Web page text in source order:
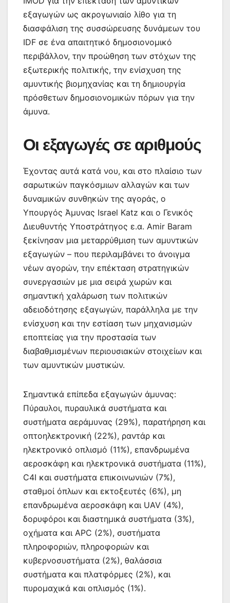
εξαγωγών ως ακρογωνιαίο λίθο για τη
διασφάλιση της συσσώρευσης δυνάμεων του
IDF σε ένα απαιτητικό δημοσιονομικό
περιβάλλον, την προώθηση των στόχων της
εξωτερικής πολιτικής, την ενίσχυση της
αμυντικής βιομηχανίας και τη δημιουργία
πρόσθετων δημοσιονομικών πόρων για την
άμυνα.
Οι εξαγωγές σε αριθμούς
Έχοντας αυτά κατά νου, και στο πλαίσιο των
σαρωτικών παγκόσμιων αλλαγών και των
δυναμικών συνθηκών της αγοράς, ο
Υπουργός Άμυνας Israel Katz και ο Γενικός
Διευθυντής Υποστράτηγος ε.α. Amir Baram
ξεκίνησαν μια μεταρρύθμιση των αμυντικών
εξαγωγών – που περιλαμβάνει το άνοιγμα
νέων αγορών, την επέκταση στρατηγικών
συνεργασιών με μια σειρά χωρών και
σημαντική χαλάρωση των πολιτικών
αδειοδότησης εξαγωγών, παράλληλα με την
ενίσχυση και την εστίαση των μηχανισμών
εποπτείας για την προστασία των
διαβαθμισμένων περιουσιακών στοιχείων και
των αμυντικών μυστικών.
Σημαντικά επίπεδα εξαγωγών άμυνας:
Πύραυλοι, πυραυλικά συστήματα και
συστήματα αεράμυνας (29%), παρατήρηση και
οπτοηλεκτρονική (22%), ραντάρ και
ηλεκτρονικό οπλισμό (11%), επανδρωμένα
αεροσκάφη και ηλεκτρονικά συστήματα (11%),
C4I και συστήματα επικοινωνιών (7%),
σταθμοί όπλων και εκτοξευτές (6%), μη
επανδρωμένα αεροσκάφη και UAV (4%),
δορυφόροι και διαστημικά συστήματα (3%),
οχήματα και APC (2%), συστήματα
πληροφοριών, πληροφοριών και
κυβερνοσυστήματα (2%), θαλάσσια
συστήματα και πλατφόρμες (2%), και
πυρομαχικά και οπλισμός (1%).